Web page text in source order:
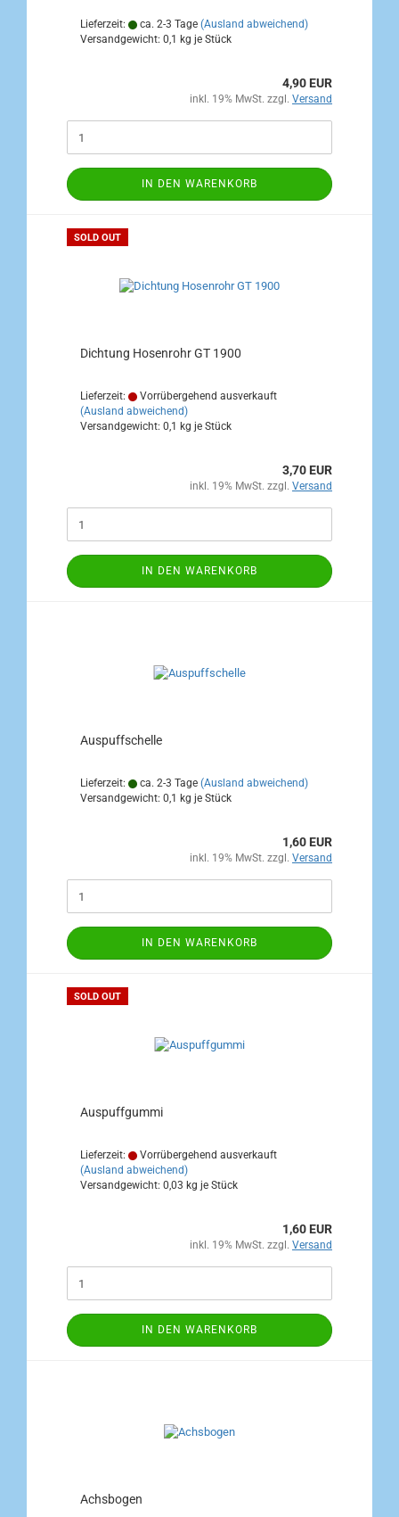
Lieferzeit: ca. 2-3 Tage (Ausland abweichend)
Versandgewicht: 0,1 kg je Stück
4,90 EUR
inkl. 19% MwSt. zzgl. Versand
IN DEN WARENKORB
SOLD OUT
Dichtung Hosenrohr GT 1900
Lieferzeit:
Vorrübergehend ausverkauft
(Ausland abweichend)
Versandgewicht: 0,1 kg je Stück
3,70 EUR
inkl. 19% MwSt. zzgl. Versand
IN DEN WARENKORB
Auspuffschelle
Lieferzeit: ca. 2-3 Tage (Ausland abweichend)
Versandgewicht: 0,1 kg je Stück
1,60 EUR
inkl. 19% MwSt. zzgl. Versand
IN DEN WARENKORB
SOLD OUT
Auspuffgummi
Lieferzeit:
Vorrübergehend ausverkauft
(Ausland abweichend)
Versandgewicht: 0,03 kg je Stück
1,60 EUR
inkl. 19% MwSt. zzgl. Versand
IN DEN WARENKORB
Achsbogen